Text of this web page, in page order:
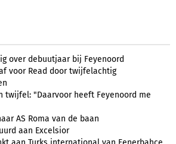
over debuutjaar bij Feyenoord
voor Read door twijfelachtig
twijfel: "Daarvoor heeft Feyenoord me
AS Roma van de baan
aan Excelsior